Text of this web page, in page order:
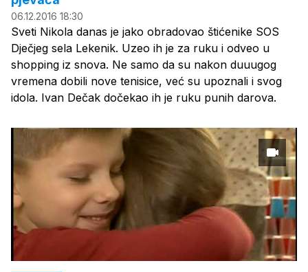
06.12.2016 18:30
Sveti Nikola danas je jako obradovao štićenike SOS
Dječjeg sela Lekenik. Uzeo ih je za ruku i odveo u
shopping iz snova. Ne samo da su nakon duuugog
vremena dobili nove tenisice, već su upoznali i svog
idola. Ivan Dečak dočekao ih je ruku punih darova.